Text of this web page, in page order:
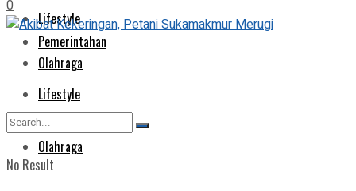
Lifestyle
Olahraga
No Result
Pemerintahan
Lifestyle
Olahraga
0